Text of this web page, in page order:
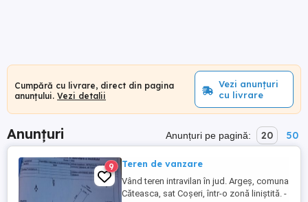
Cumpără cu livrare, direct din pagina
anunțului. Vezi detalii
Vezi anunțuri
cu livrare
Anunțuri Anunțuri pe pagină: 20 50
9 Teren de vanzare
Vând teren intravilan în jud. Argeș, comuna
Căteasca, sat Coșeri, într-o zonă liniștită. -